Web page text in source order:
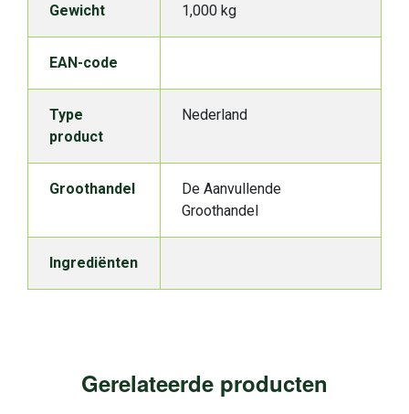
Gewicht 1,000 kg
EAN-code
Type
product
Nederland
Groothandel
De Aanvullende
Groothandel
Ingrediënten
Gerelateerde producten